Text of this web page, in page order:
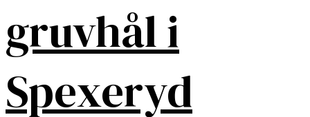
gruvhål i
Spexeryd